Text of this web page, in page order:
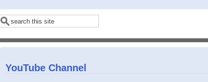
Etsi
YouTube Channel